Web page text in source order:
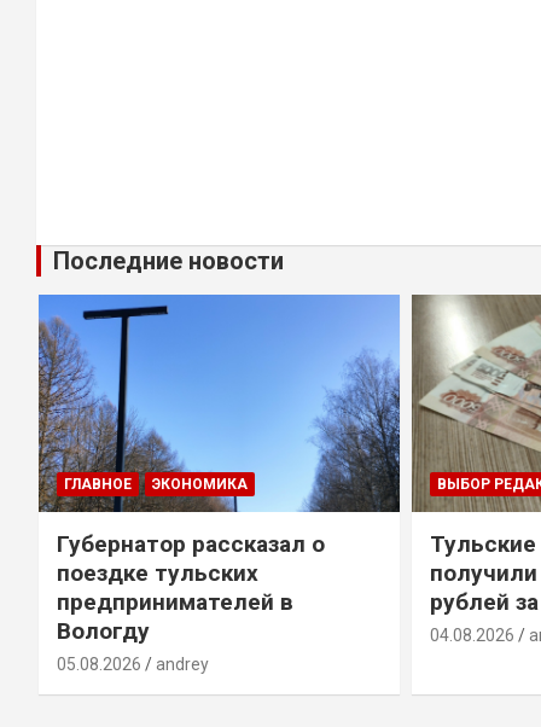
Последние новости
ГЛАВНОЕ ЭКОНОМИКА
Губернатор рассказал о
поездке тульских
предпринимателей в
Вологду
05.08.2026 andrey
ВЫБОР
рублей
04.08.2026